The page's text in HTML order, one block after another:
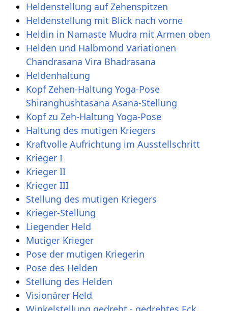
Heldenstellung auf Zehenspitzen
Heldenstellung mit Blick nach vorne
Heldin in Namaste Mudra mit Armen oben
Helden und Halbmond Variationen
Chandrasana Vira Bhadrasana
Heldenhaltung
Kopf Zehen-Haltung Yoga-Pose
Shiranghushtasana Asana-Stellung
Kopf zu Zeh-Haltung Yoga-Pose
Haltung des mutigen Kriegers
Kraftvolle Aufrichtung im Ausstellschritt
Krieger I
Krieger II
Krieger III
Stellung des mutigen Kriegers
Krieger-Stellung
Liegender Held
Mutiger Krieger
Pose der mutigen Kriegerin
Pose des Helden
Stellung des Helden
Visionärer Held